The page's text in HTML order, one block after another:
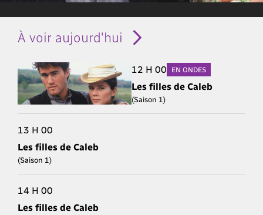
À voir aujourd'hui
12 H 00 EN ONDES
Les filles de Caleb
(Saison 1)
13 H 00
Les filles de Caleb
(Saison 1)
14 H 00
Les filles de Caleb